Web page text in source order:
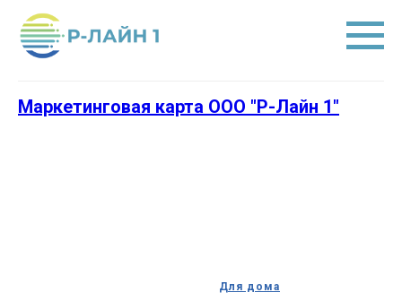
Маркетинговая карта ООО "Р-Лайн 1"
Для дома